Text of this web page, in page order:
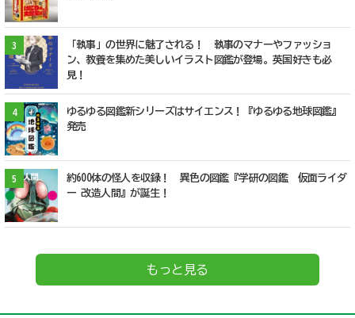
3
「執事」の世界に魅了される！ 執事のマナーやファッショ
ン、教養を集めた美しいイラスト図鑑が登場。英国好きも必
見！
4
ゆるゆる図鑑新シリーズはサイエンス！『ゆるゆる地球図鑑』
発売
5
約600体の怪人を収録！ 異色の図鑑『学研の図鑑 仮面ライダ
ー 改造人間』が誕生！
もっと見る